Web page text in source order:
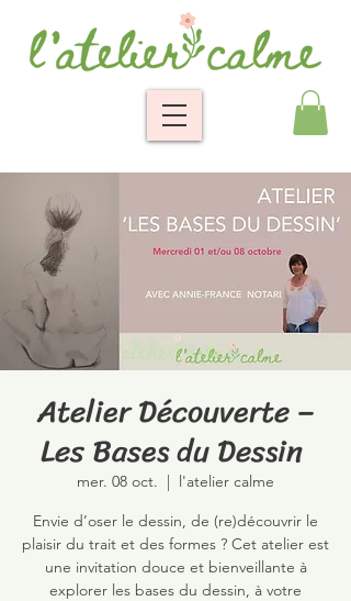
Atelier Découverte –
Les Bases du Dessin
mer. 08 oct.
  |
l'atelier calme
Envie d’oser le dessin, de (re)découvrir le
plaisir du trait et des formes ? Cet atelier est
une invitation douce et bienveillante à
explorer les bases du dessin, à votre